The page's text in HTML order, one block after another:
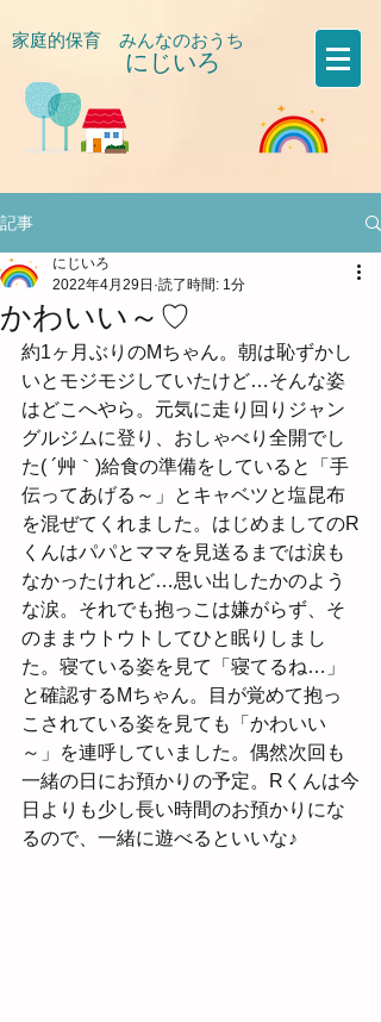
家庭的保育 みんなのおうち
にじいろ
記事
かわいい～♡
にじいろ
2022年4月29日 読了時間: 1分
約1ヶ月ぶりのMちゃん。朝は恥ずかし
いとモジモジしていたけど…そんな姿
はどこへやら。元気に走り回りジャン
グルジムに登り、おしゃべり全開でし
た( ´艸｀)給食の準備をしていると「手
伝ってあげる～」とキャベツと塩昆布
を混ぜてくれました。はじめましてのR
くんはパパとママを見送るまでは涙も
なかったけれど…思い出したかのよう
な涙。それでも抱っこは嫌がらず、そ
のままウトウトしてひと眠りしまし
た。寝ている姿を見て「寝てるね…」
と確認するMちゃん。目が覚めて抱っ
こされている姿を見ても「かわいい
～」を連呼していました。偶然次回も
一緒の日にお預かりの予定。Rくんは今
日よりも少し長い時間のお預かりにな
るので、一緒に遊べるといいな♪